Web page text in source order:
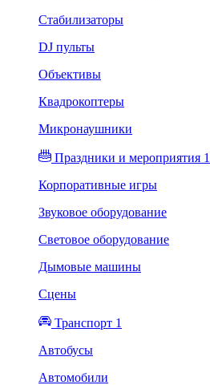
Стабилизаторы
DJ пульты
Объективы
Квадрокоптеры
Микронаушники
Праздники и мероприятия 1
Корпоративные игры
Звуковое оборудование
Световое оборудование
Дымовые машины
Сцены
Транспорт 1
Автобусы
Автомобили